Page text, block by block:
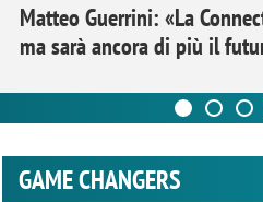
Matteo Guerrini: «La
ma sarà ancora di più il
GAME CHANGERS